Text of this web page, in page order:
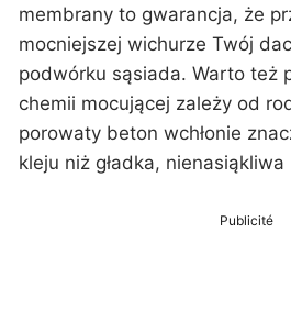
membrany to gwarancja, że
mocniejszej wichurze Twój
podwórku sąsiada. Warto też
chemii mocującej zależy od
porowaty beton wchłonie
kleju niż gładka, nienasiąkliwa
Publicité